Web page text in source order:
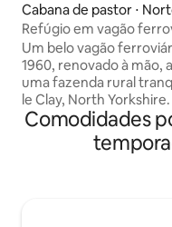
Cabana de pastor ⋅
lay
Refúgio em vagão
Um belo vagão
1960, renovado à mão,
uma fazenda rural
le Clay, North Yorkshire. Com detalhes
sob medida, nosso
dispõe de uma luxuosa
com TV, uma cozinha
Comodidades